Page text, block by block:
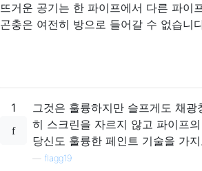
뜨거운 공기는 한 파이프에서 다른 파이
곤충은 여전히 ​​방으로 들어갈 수 없습니
1
그것은 훌륭하지만 슬프게도 채
히 스크린을 자르지 않고 파이프
당신도 훌륭한 페인트 기술을 가
flagg19